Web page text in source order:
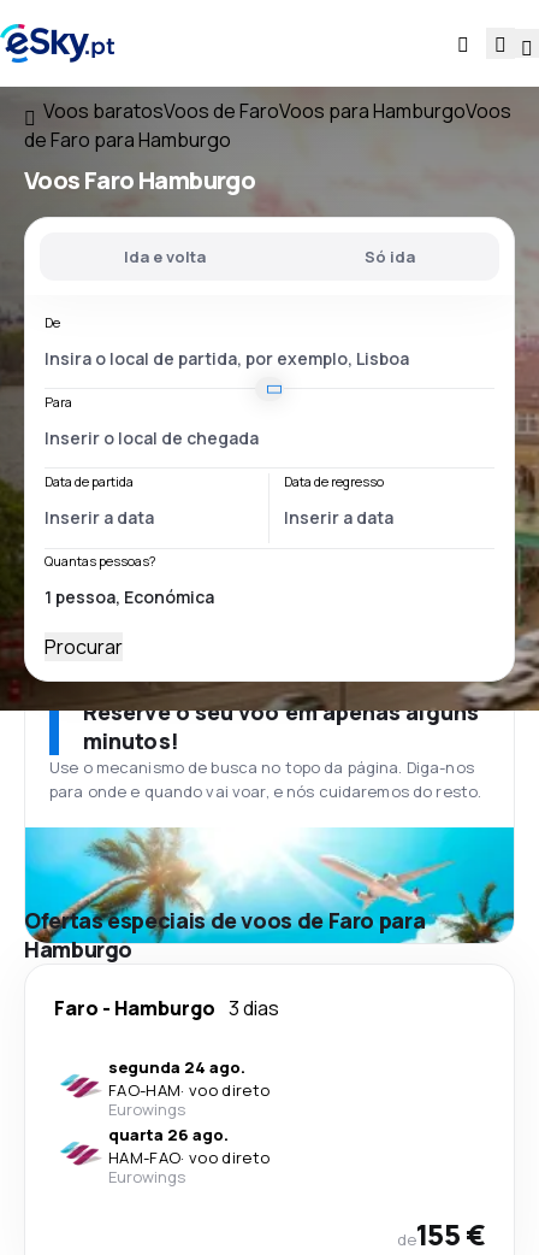
Voos baratosVoos de FaroVoos para HamburgoVoos
de Faro para Hamburgo
VoosFaro Hamburgo
Ida e volta Só ida
De
Para
Data de partida Data de regresso
Quantas pessoas?
Procurar
Reserve o seu voo em apenas alguns
minutos!
Use o mecanismo de busca no topo da página. Diga-nos
para onde e quando vai voar, e nós cuidaremos do resto.
Ofertas especiais de voos de Faro para
Hamburgo
Faro - Hamburgo 3 dias
segunda 24 ago.
FAO-HAM· voo direto
Eurowings
quarta 26 ago.
HAM-FAO· voo direto
Eurowings
de155 €